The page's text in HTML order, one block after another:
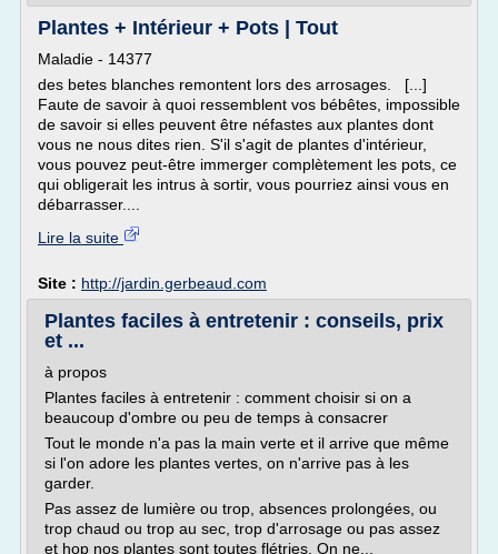
Plantes + Intérieur + Pots | Tout
Maladie - 14377
des betes blanches remontent lors des arrosages. [...]
Faute de savoir à quoi ressemblent vos bébêtes, impossible
de savoir si elles peuvent être néfastes aux plantes dont
vous ne nous dites rien. S'il s'agit de plantes d'intérieur,
vous pouvez peut-être immerger complètement les pots, ce
qui obligerait les intrus à sortir, vous pourriez ainsi vous en
débarrasser....
Lire la suite
Site : http://jardin.gerbeaud.com
Plantes faciles à entretenir : conseils, prix
et ...
à propos
Plantes faciles à entretenir : comment choisir si on a
beaucoup d'ombre ou peu de temps à consacrer
Tout le monde n'a pas la main verte et il arrive que même
si l'on adore les plantes vertes, on n'arrive pas à les
garder.
Pas assez de lumière ou trop, absences prolongées, ou
trop chaud ou trop au sec, trop d'arrosage ou pas assez
et hop nos plantes sont toutes flétries. On ne...